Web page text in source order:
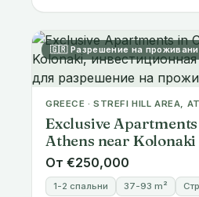
GREECE · STREFI HILL AREA,
Athens near Kolonaki
От €250,000
1-2 спальни 37-93 m²
Квалифицирует к:Greece